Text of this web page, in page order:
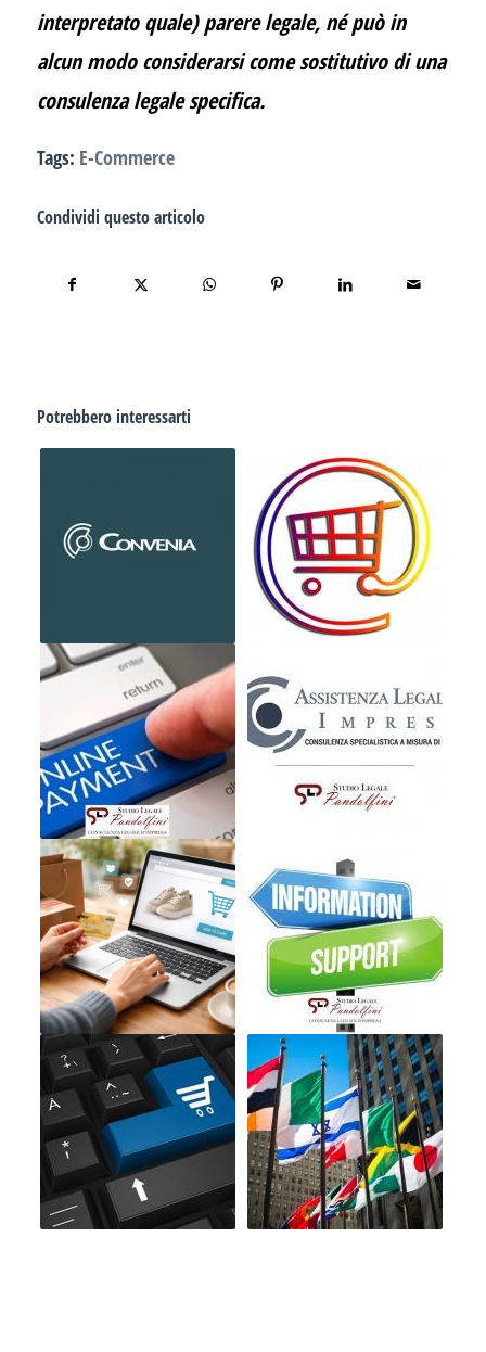
interpretato quale) parere legale, né può in
alcun modo considerarsi come sostitutivo di una
consulenza legale specifica.
Tags: E-Commerce
Condividi questo articolo
Potrebbero interessarti